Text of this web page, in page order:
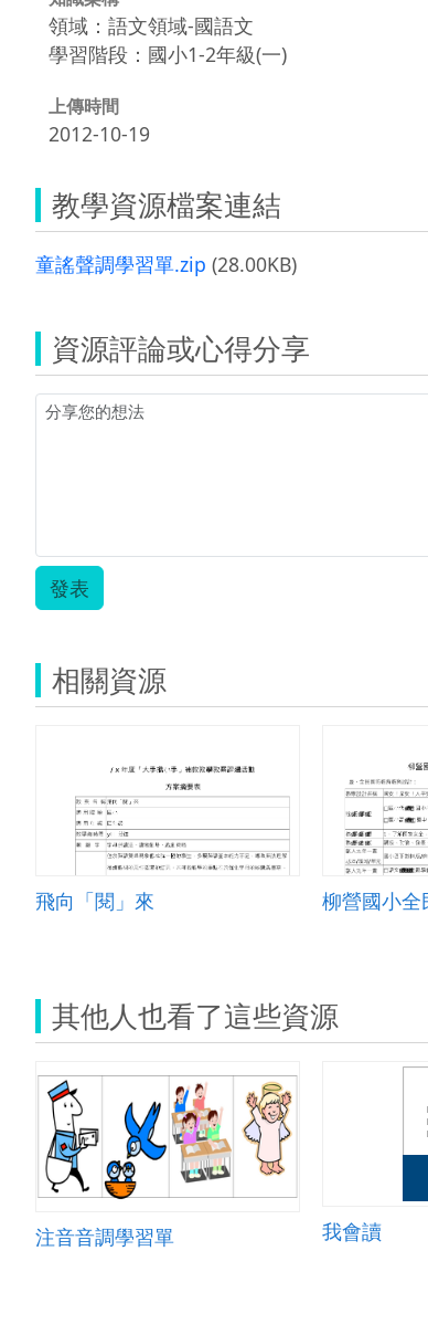
領域：語文領域-國語文
學習階段：國小1-2年級(一)
上傳時間
2012-10-19
教學資源檔案連結
童謠聲調學習單.zip (28.00KB)
資源評論或心得分享
發表
相關資源
飛向「閱」來 柳營國小全
其他人也看了這些資源
注音音調學習單 我會讀